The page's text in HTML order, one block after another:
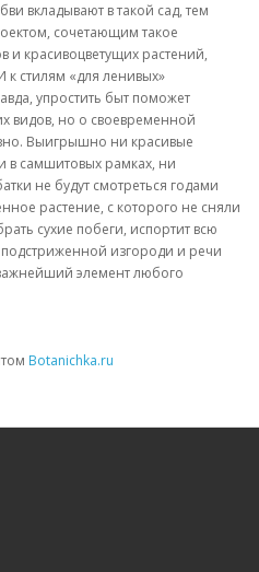
вкладывают в такой сад, тем
сочетающим такое
и красивоцветущих растений,
к стилям «для ленивых»
упростить быт поможет
видов, но о своевременной
Выигрышно ни красивые
в самшитовых рамках, ни
не будут смотреться годами
растение, с которого не сняли
сухие побеги, испортит всю
изгороди и речи
элемент любого
Botanichka.ru